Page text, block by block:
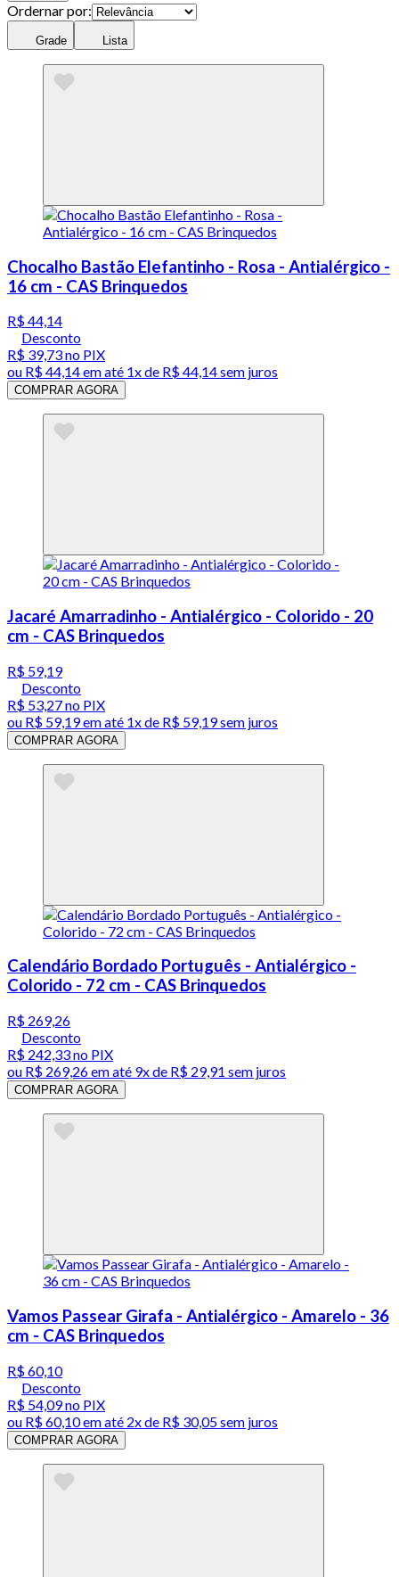
Ordernar por:
Grade Lista
Chocalho Bastão Elefantinho - Rosa - Antialérgico -
16 cm - CAS Brinquedos
R$ 44,14
Desconto
R$ 39,73no PIX
ou R$ 44,14em até 1x de R$ 44,14sem juros
COMPRAR AGORA
Jacaré Amarradinho - Antialérgico - Colorido - 20
cm - CAS Brinquedos
R$ 59,19
Desconto
R$ 53,27no PIX
ou R$ 59,19em até 1x de R$ 59,19sem juros
COMPRAR AGORA
Calendário Bordado Português - Antialérgico -
Colorido - 72 cm - CAS Brinquedos
R$ 269,26
Desconto
R$ 242,33no PIX
ou R$ 269,26em até 9x de R$ 29,91 sem juros
COMPRAR AGORA
Vamos Passear Girafa - Antialérgico - Amarelo - 36
cm - CAS Brinquedos
R$ 60,10
Desconto
R$ 54,09no PIX
ou R$ 60,10em até 2x de R$ 30,05 sem juros
COMPRAR AGORA